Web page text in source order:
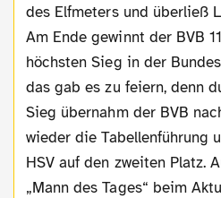
des Elfmeters und überließ
Am Ende gewinnt der BVB
höchsten Sieg in der
das gab es zu feiern, denn
Sieg übernahm der BVB
wieder die Tabellenführung
HSV auf den zweiten Platz.
„Mann des Tages“ beim